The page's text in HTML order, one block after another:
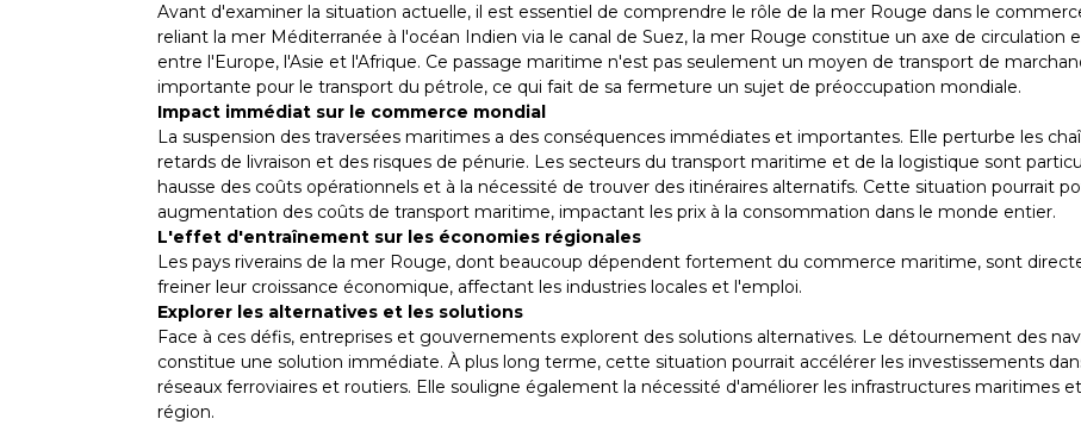
Avant d'examiner la situation actuelle, il est essentiel de comprendre le rôle de la mer Rouge dans le
reliant la mer Méditerranée à l'océan Indien via le canal de Suez, la mer Rouge constitue un axe de circulation
entre l'Europe, l'Asie et l'Afrique. Ce passage maritime n'est pas seulement un moyen de transport de
importante pour le transport du pétrole, ce qui fait de sa fermeture un sujet de préoccupation mondiale.
Impact immédiat sur le commerce mondial
La suspension des traversées maritimes a des conséquences immédiates et importantes. Elle perturbe les
retards de livraison et des risques de pénurie. Les secteurs du transport maritime et de la logistique sont
hausse des coûts opérationnels et à la nécessité de trouver des itinéraires alternatifs. Cette situation pourrait
augmentation des coûts de transport maritime, impactant les prix à la consommation dans le monde entier.
L'effet d'entraînement sur les économies régionales
Les pays riverains de la mer Rouge, dont beaucoup dépendent fortement du commerce maritime, sont
freiner leur croissance économique, affectant les industries locales et l'emploi.
Explorer les alternatives et les solutions
Face à ces défis, entreprises et gouvernements explorent des solutions alternatives. Le détournement des
constitue une solution immédiate. À plus long terme, cette situation pourrait accélérer les investissements
réseaux ferroviaires et routiers. Elle souligne également la nécessité d'améliorer les infrastructures maritimes
région.